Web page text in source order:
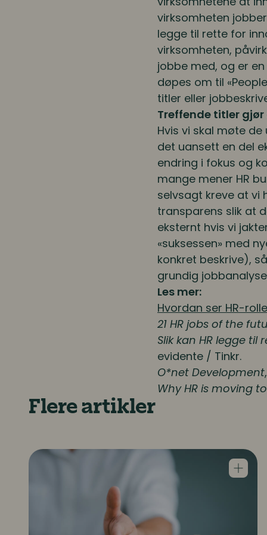
virksomheten
legge til rette for
virksomheten,
jobbe med, og er
døpes om til
titler eller
Treffende titler
Hvis vi skal møte
det uansett en del
endring i fokus og
mange mener HR
selvsagt kreve at vi
transparens slik at
eksternt hvis vi
«suksessen» med
konkret beskrive),
grundig
Les mer:
Hvordan ser HR-
21 HR jobs of the
Slik kan HR legge
evidente / Tinkr.
O*net Development
Why HR is moving
Flere artikler
Hva fremmer resiliens i arbeidslivet?